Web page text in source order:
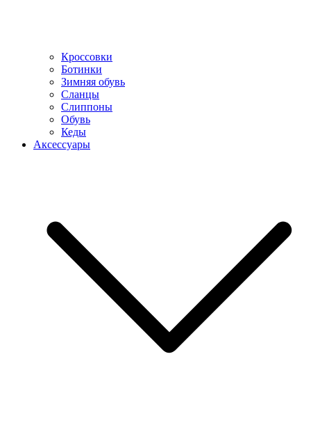
Кроссовки
Ботинки
Зимняя обувь
Сланцы
Слиппоны
Обувь
Кеды
Аксессуары